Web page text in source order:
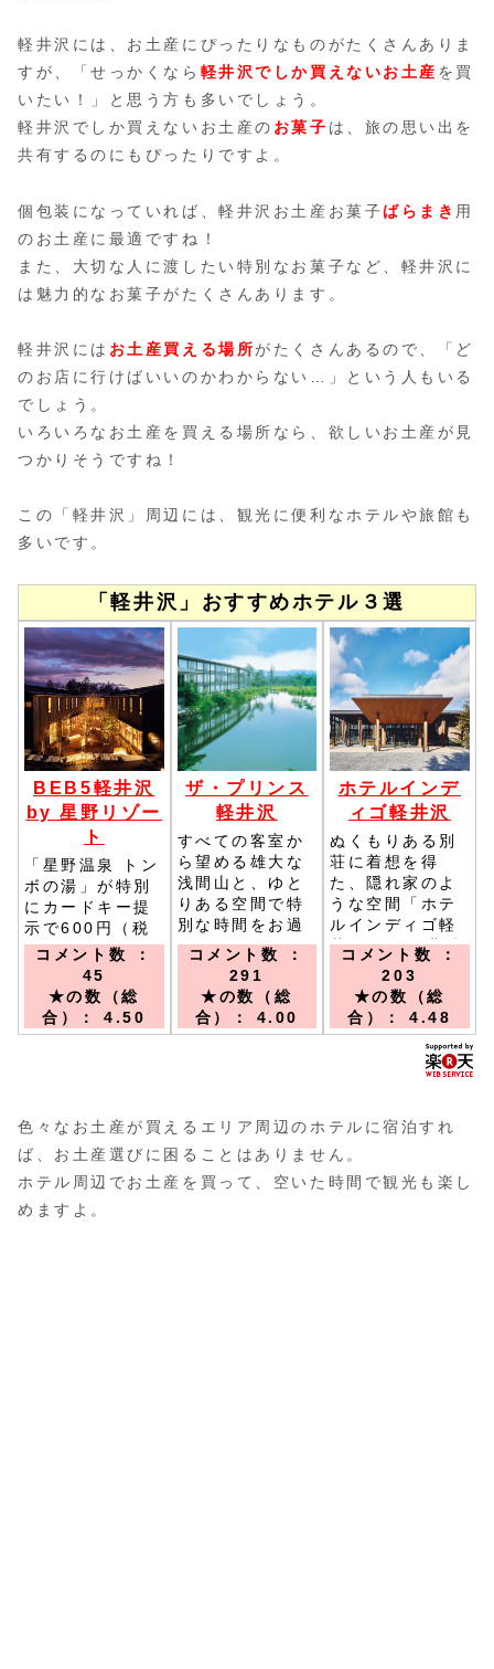
軽井沢には、お土産にぴったりなものがたくさんありま
すが、「せっかくなら 軽井沢でしか買えないお土産 を買
いたい！」と思う方も多いでしょう。
軽井沢でしか買えないお土産の お菓子 は、旅の思い出を
共有するのにもぴったりですよ。
個包装になっていれば、軽井沢お土産お菓子ばらまき 用
のお土産に最適ですね！
また、大切な人に渡したい特別なお菓子など、軽井沢に
は魅力的なお菓子がたくさんあります。
軽井沢には お土産買える場所がたくさんあるので、「ど
のお店に行けばいいのかわからない…」という人もいる
でしょう。
いろいろなお土産を買える場所なら、欲しいお土産が見
つかりそうですね！
この「軽井沢」周辺には、観光に便利なホテルや旅館も
多いです。
「軽井沢」おすすめホテル３選
BEB5軽井沢
by 星野リゾー
ト
「星野温泉 トン
ボの湯」が特別
にカードキー提
示で600円（税
込･タオル付）に
てお楽しみいた
だけます。／電
車：東京駅→軽
井沢駅→中軽井
は約17分
コメント数 ：
45
★の数（総
合）： 4.50
ザ・プリンス
軽井沢
すべての客室か
ら望める雄大な
浅間山と、ゆと
りある空間で特
別な時間をお過
ごしください／
軽井沢駅南口よ
り8：00～21：
00時の間、約30
分間隔にて無料
コメント数 ：
291
★の数（総
合）： 4.00
ホテルインデ
ィゴ軽井沢
ぬくもりある別
荘に着想を得
た、隠れ家のよ
うな空間「ホテ
ルインディゴ軽
井沢」／JR北陸
新幹線・しなの
鉄道線「軽井
沢」駅下車。南
口よりタクシー
もしくはホテル
シャトルバスで
コメント数 ：
203
★の数（総
合）： 4.48
色々なお土産が買えるエリア周辺のホテルに宿泊すれ
ば、お土産選びに困ることはありません。
ホテル周辺でお土産を買って、空いた時間で観光も楽し
めますよ。